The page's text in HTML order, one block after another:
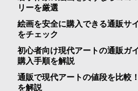
リーを厳選
絵画を安全に購入できる通販サ
をチェック
初心者向け現代アートの通販ガ
購入手順を解説
通販で現代アートの値段を比較
を解説